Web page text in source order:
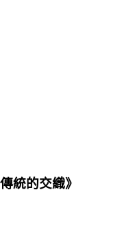
統的交織》